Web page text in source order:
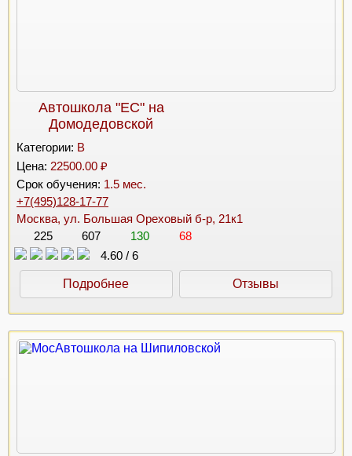
Автошкола "ЕС" на
Домодедовской
Категории: B
Цена: 22500.00 ₽
Срок обучения: 1.5 мес.
+7(495)128-17-77
Москва, ул. Большая Ореховый б-р, 21к1
225
607 130
68
4.60 / 6
Подробнее Отзывы